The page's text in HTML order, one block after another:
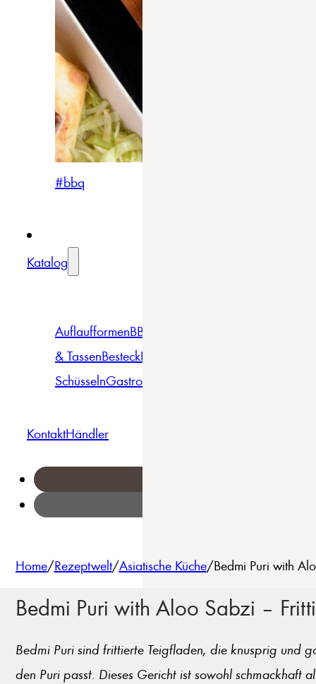
#bbq
Katalog
AuflaufformenBBQ
& TassenBesteckBowls &
SchüsselnGastro
KontaktHändler
Home/Rezeptwelt/Asiatische Küche/Bedmi Puri with
Bedmi Puri with Aloo Sabzi –
Bedmi Puri sind frittierte Teigfladen, die knusprig und
den Puri passt. Dieses Gericht ist sowohl schmackhaft